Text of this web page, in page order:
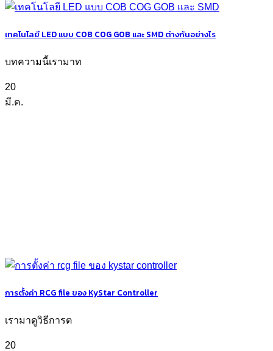
เทคโนโลยี LED แบบ COB COG GOB และ SMD ต่างกันอย่างไร
บทความนี้เรามาท
20
มี.ค.
การตั้งค่า RCG file ของ KyStar Controller
เรามาดูวิธีการต
20